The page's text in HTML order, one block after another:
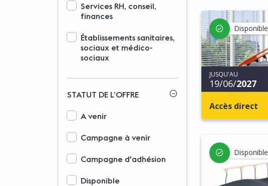
Services RH, conseil,
finances
Établissements sanitaires,
sociaux et médico-
sociaux
STATUT DE L’OFFRE
Options d'affichage des statuts
A venir
Campagne à venir
Campagne d'adhésion
Disponible
Disponible
JUSQU'AU
19/06/2027
Accès direct
Disponible